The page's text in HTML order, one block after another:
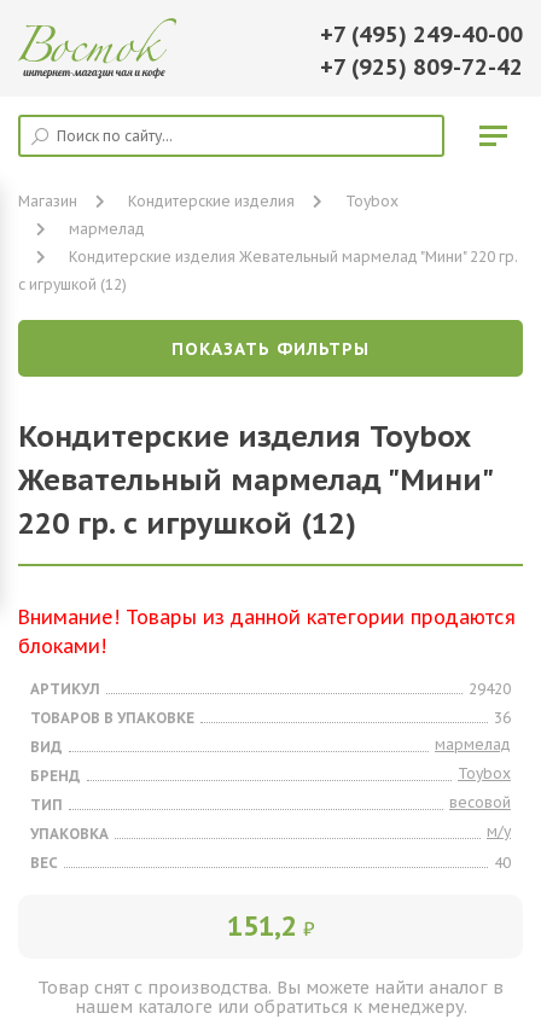
+7 (495) 249-40-00
+7 (925) 809-72-42
Магазин Кондитерские изделия
Toybox
мармелад
Кондитерские изделия Жевательный мармелад "Мини" 220 гр.
с игрушкой (12)
ПОКАЗАТЬ ФИЛЬТРЫ
Кондитерские изделия Toybox
Жевательный мармелад "Мини"
220 гр. с игрушкой (12)
Внимание! Товары из данной категории продаются
блоками!
АРТИКУЛ
29420
ТОВАРОВ В УПАКОВКЕ
36
ВИД
мармелад
БРЕНД
Toybox
ТИП
весовой
УПАКОВКА
м/у
ВЕС
40
151,2 ₽
Товар снят с производства. Вы можете найти аналог в
нашем каталоге или обратиться к менеджеру.